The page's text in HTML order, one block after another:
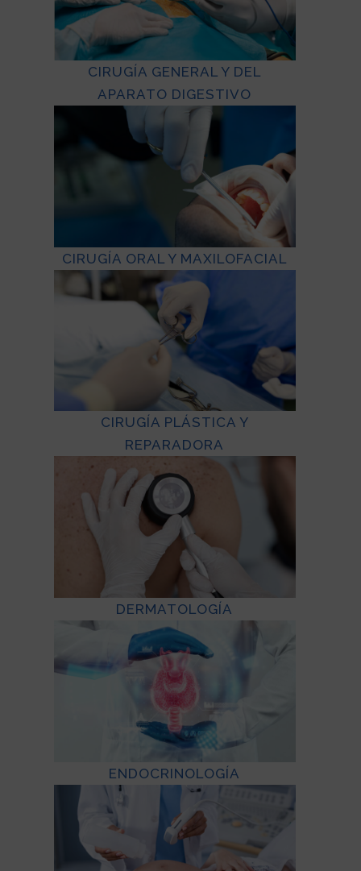
CIRUGÍA GENERAL Y DEL
APARATO DIGESTIVO
CIRUGÍA ORAL Y MAXILOFACIAL
CIRUGÍA PLÁSTICA Y
REPARADORA
DERMATOLOGÍA
ENDOCRINOLOGÍA